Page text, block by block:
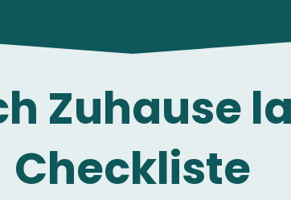
Zuhause
Checkliste